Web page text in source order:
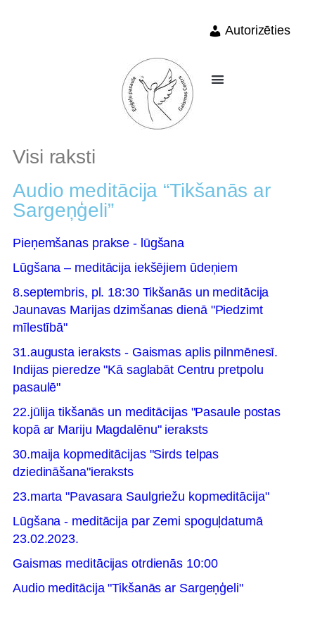
Autorizēties
Visi raksti
Audio meditācija “Tikšanās ar
Sargeņģeli”
Pieņemšanas prakse - lūgšana
Lūgšana – meditācija iekšējiem ūdeņiem
8.septembris, pl. 18:30 Tikšanās un meditācija
Jaunavas Marijas dzimšanas dienā "Piedzimt
mīlestībā"
31.augusta ieraksts - Gaismas aplis pilnmēnesī.
Indijas pieredze "Kā saglabāt Centru pretpolu
pasaulē"
22.jūlija tikšanās un meditācijas "Pasaule postas
kopā ar Mariju Magdalēnu" ieraksts
30.maija kopmeditācijas "Sirds telpas
dziedināšana"ieraksts
23.marta "Pavasara Saulgriežu kopmeditācija"
Lūgšana - meditācija par Zemi spoguļdatumā
23.02.2023.
Gaismas meditācijas otrdienās 10:00
Audio meditācija "Tikšanās ar Sargeņģeli"